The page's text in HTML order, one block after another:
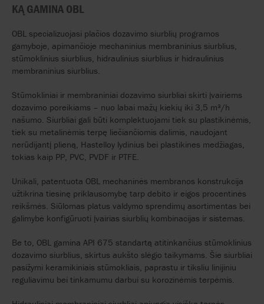
KĄ GAMINA OBL
OBL specializuojasi plačios dozavimo siurblių programos
gamyboje, apimančioje mechaninius membraninius siurblius,
stūmoklinius siurblius, hidraulinius siurblius ir hidraulinius
membraninius siurblius.
Stūmokliniai ir membraniniai dozavimo siurbliai skirti įvairiems
dozavimo poreikiams – nuo labai mažų kiekių iki 3,5 m³/h
našumo. Siurbliai gali būti komplektuojami tiek su plastikinėmis,
tiek su metalinėmis terpę liečiančiomis dalimis, naudojant
nerūdijantį plieną, Hastelloy lydinius bei plastikines medžiagas,
tokias kaip PP, PVC, PVDF ir PTFE.
Unikali, patentuota OBL mechaninės membranos konstrukcija
užtikrina tiesinę priklausomybę tarp debito ir eigos procentinės
reikšmės. Siūlomas platus valdymo sprendimų asortimentas bei
galimybė konfigūruoti įvairias siurblių kombinacijas ir sistemas.
Be to, OBL gamina API 675 standartą atitinkančius stūmoklinius
dozavimo siurblius, skirtus aukšto slėgio taikymams. Šie siurbliai
pasižymi keramikiniais stūmokliais, paprastu ir tiksliu linijiniu
reguliavimu bei tinkamumu darbui su korozinėmis terpėmis.